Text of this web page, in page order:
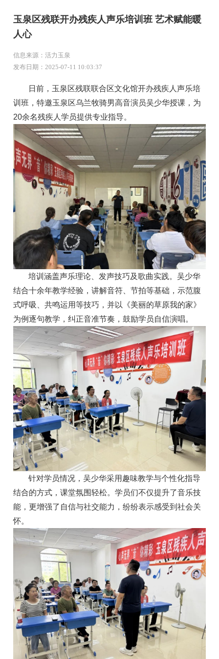
玉泉区残联开办残疾人声乐培训班 艺术赋能暖
人心
信息来源：活力玉泉
发布日期：2025-07-11 10:03:37
日前，玉泉区残联联合区文化馆开办残疾人声乐培
训班，特邀玉泉区乌兰牧骑男高音演员吴少华授课，为
20余名残疾人学员提供专业指导。
培训涵盖声乐理论、发声技巧及歌曲实践。吴少华
结合十余年教学经验，讲解音符、节拍等基础，示范腹
式呼吸、共鸣运用等技巧，并以《美丽的草原我的家》
为例逐句教学，纠正音准节奏，鼓励学员自信演唱。
针对学员情况，吴少华采用趣味教学与个性化指导
结合的方式，课堂氛围轻松。学员们不仅提升了音乐技
能，更增强了自信与社交能力，纷纷表示感受到社会关
怀。